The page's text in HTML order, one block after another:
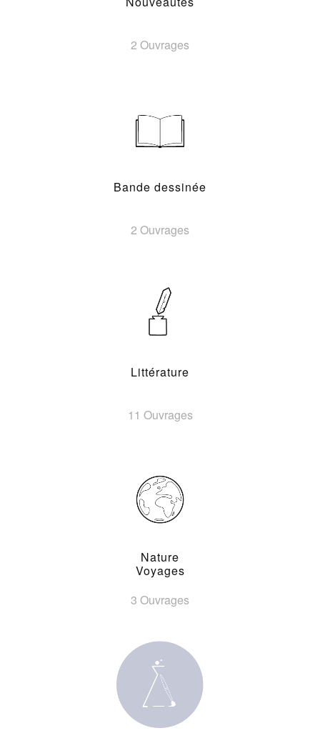
2 Ouvrages
Bande dessinée
2 Ouvrages
Littérature
11 Ouvrages
Nature
Voyages
3 Ouvrages